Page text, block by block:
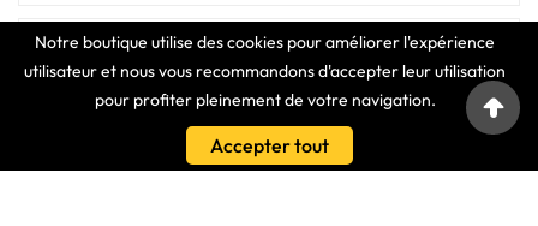
Notre boutique utilise des cookies pour améliorer l'expérience
utilisateur et nous vous recommandons d'accepter leur utilisation
pour profiter pleinement de votre navigation.
Accepter tout
MAGASIN 

VOTRE COMPTE 